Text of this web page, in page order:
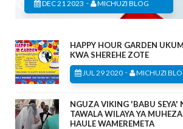
DEC 21 2023 - MICHUZI BLOG
HAPPY HOUR GARDEN
KWA SHEREHE ZOTE
JUL 29 2020 - MICHUZI
NGUZA VIKING 'BABU SEYA'
TAWALA WILAYA YA
HAULE WAMEREMETA